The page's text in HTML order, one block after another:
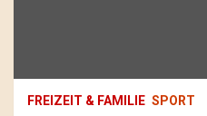
FREIZEIT & FAMILIE SPORT